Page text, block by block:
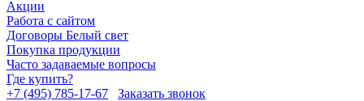
Акции
Работа с сайтом
Договоры Белый свет
Покупка продукции
Часто задаваемые вопросы
Где купить?
+7 (495) 785-17-67
Заказать звонок